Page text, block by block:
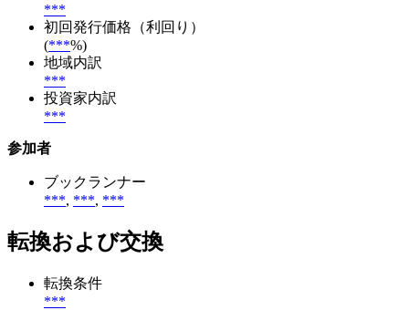
***
初回発行価格（利回り）
(***%)
地域内訳
***
投資家内訳
***
参加者
ブックランナー
***, ***, ***
転換および交換
転換条件
***